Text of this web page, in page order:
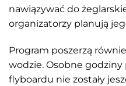
nawiązywać do
organizatorzy planują
Program poszerzą
wodzie. Osobne
flyboardu nie zostały